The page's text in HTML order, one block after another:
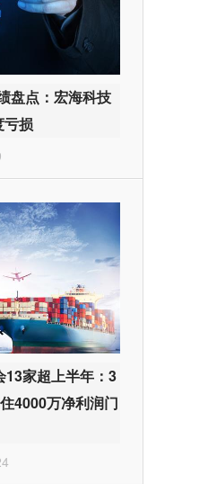
盘点：宏海科技
亏损
13家超上半年：3
4000万净利润门